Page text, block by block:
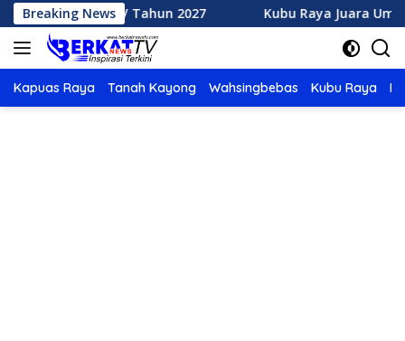
Langsung
ke
konten
Breaking News
XXXV Tahun 2027 Kubu Raya Juara Umum MTQ
Kapuas Raya Tanah Kayong Wahsingbebas Kubu Raya